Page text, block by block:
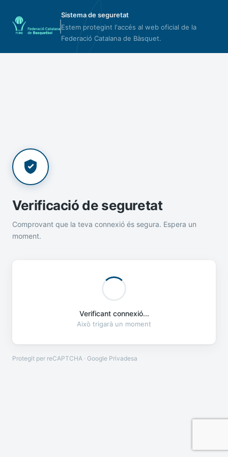
Sistema de seguretat
Estem protegint l'accés al web oficial de la
Federació Catalana de Bàsquet.
Verificació de seguretat
Comprovant que la teva connexió és segura. Espera un
moment.
Verificant connexió...
Això trigarà un moment
Protegit per reCAPTCHA · Google Privadesa